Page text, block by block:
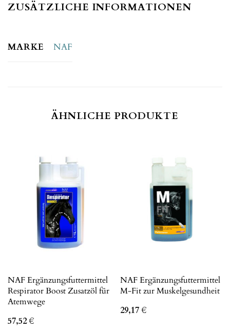
ZUSÄTZLICHE INFORMATIONEN
MARKE NAF
ÄHNLICHE PRODUKTE
NAF Ergänzungsfuttermittel
Respirator Boost Zusatzöl für
Atemwege
57,52€
NAF Ergänzungsfuttermittel
M-Fit zur Muskelgesundheit
29,17€